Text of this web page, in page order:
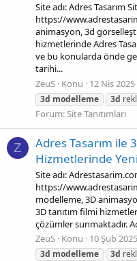
Site adı: Adres Tasarım
https://
animasyon, 3d
hizmetlerinde Adres
ve bu konularda önde
tarihi...
ZeuS Konu 12 Nis 2025
3d modelleme 3d
Forum: Site Tanıtımları
Z
Adres Tasarım ile
Hizmetlerinde
Site adı:
https://
modelleme, 3D
3D tanıtım filmi
çözümler sunmaktadır.
ZeuS Konu 10 Şub 2025
3d modelleme 3d